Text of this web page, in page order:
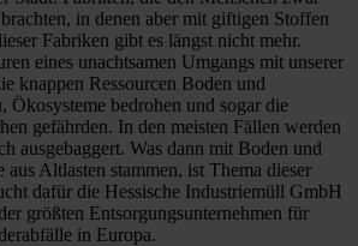
in denen aber mit giftigen Stoffen
Fabriken gibt es längst nicht mehr.
eines unachtsamen Umgangs mit unserer
knappen Ressourcen Boden und
Ökosysteme bedrohen und sogar die
gefährden. In den meisten Fällen werden
ausgebaggert. Was dann mit Boden und
aus Altlasten stammen, ist Thema dieser
dafür die Hessische Industriemüll GmbH
größten Entsorgungsunternehmen für
in Europa.